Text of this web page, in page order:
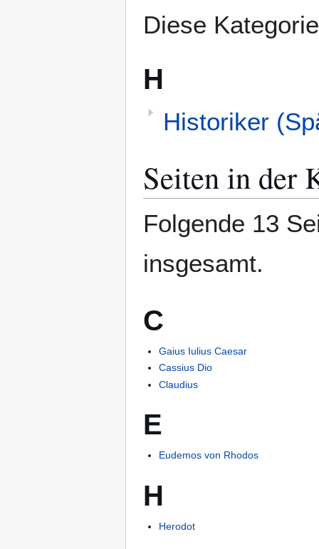
Diese
H
Historiker
Seiten in der
Folgende 13
insgesamt.
C
Gaius Iulius Caesar
Cassius Dio
Claudius
E
Eudemos von Rhodos
H
Herodot